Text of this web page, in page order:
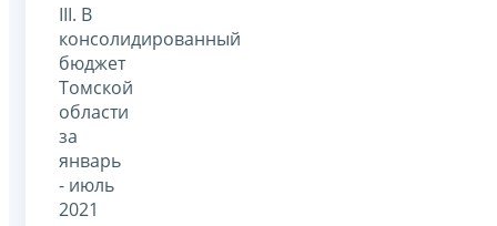
III. В
консолидированный
бюджет
Томской
области
за
январь
- июль
2021